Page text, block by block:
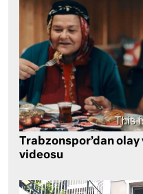
Trabzonspor’dan
videosu